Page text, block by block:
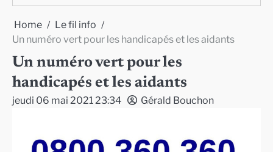
Home
Le fil info
Un numéro vert pour les handicapés et les aidants
Un numéro vert pour les
handicapés et les aidants
jeudi 06 mai 2021 23:34 Gérald Bouchon